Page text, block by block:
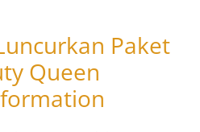
Paket
Queen